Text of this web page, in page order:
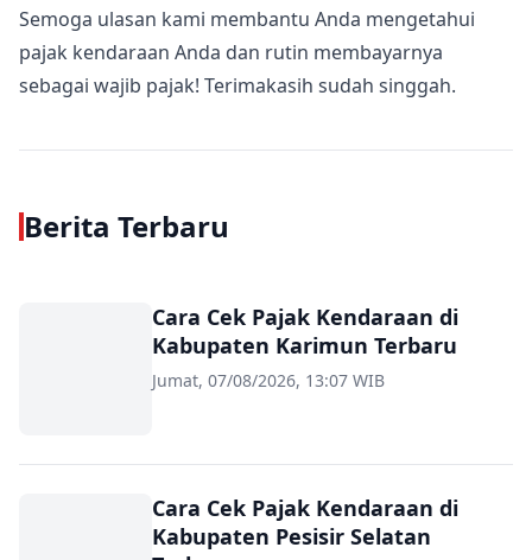
Semoga ulasan kami membantu Anda mengetahui
pajak kendaraan Anda dan rutin membayarnya
sebagai wajib pajak! Terimakasih sudah singgah.
Berita Terbaru
Cara Cek Pajak Kendaraan di
Kabupaten Karimun Terbaru
Jumat, 07/08/2026, 13:07 WIB
Cara Cek Pajak Kendaraan di
Kabupaten Pesisir Selatan